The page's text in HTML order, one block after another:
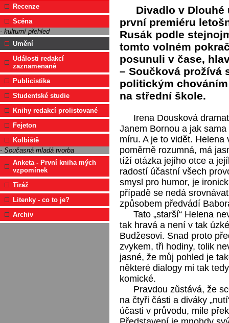
Recenze
Scéna
- kulturní přehled
Umění
Události redakcí
zaznamenané
Publicistika
Studentské studie
Knihy redakcí prolistované
Fejeton
Kolbiště
- Současná mladá tvorba
Anketa - První kniha mých
vzpomínek
Tiráž
Litenky - co to je?
Archiv
Divadlo v Dlouhé
první premiéru
Rusák podle
tomto volném
posunuli v čase,
– Součková prožívá
politickým
na střední škole.
Irena Dousková
Janem Bornou a jak
míru. A je to vidět.
poměrně rozumná, má
tíží otázka jejího otce a
radostí účastní všech
smysl pro humor, je
případě se nedá
způsobem předvádí
Tato „starší“ Helena
tak hravá a není v tak
Budžesovi. Snad proto
zvykem, tři hodiny, tolik
jasné, že můj pohled je
některé dialogy mi tak
komické.
Pravdou zůstává, že
na čtyři části a diváky
účasti v průvodu, mile